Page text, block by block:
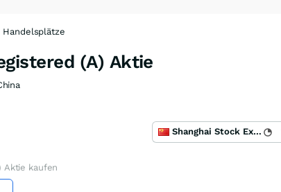
Handelsplätze
(A) Aktie
Shanghai Stock Exchange
Aktie kaufen